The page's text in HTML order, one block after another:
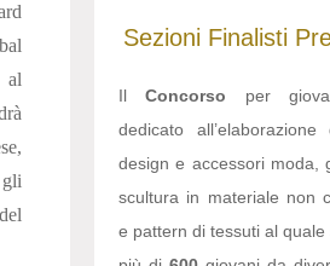
al
Sezioni Finalisti
IlConcorso per
dedicato
design e accessori moda,
scultura in materiale non
e pattern di tessuti al quale